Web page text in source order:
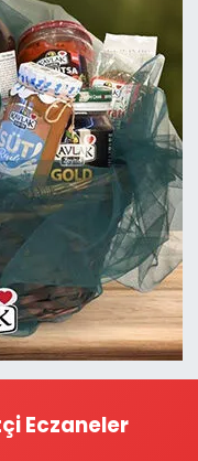
Eczaneler